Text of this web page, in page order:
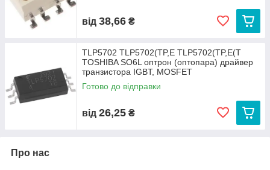
від 38,66 ₴
TLP5702 TLP5702(TP,E TLP5702(TP,E(T
TOSHIBA SO6L оптрон (оптопара) драйвер
транзистора IGBT, MOSFET
Готово до відправки
від 26,25 ₴
Про нас